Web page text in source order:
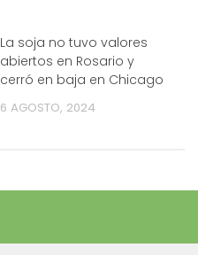
La soja no tuvo valores
abiertos en Rosario y
cerró en baja en Chicago
6 AGOSTO, 2024